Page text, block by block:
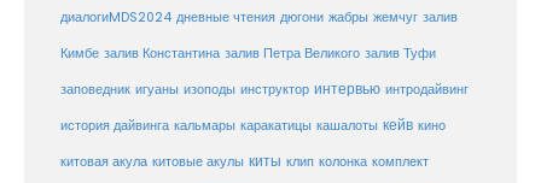
диалогиMDS2024 дневные чтения дюгони жабры жемчуг залив
Кимбе залив Константина залив Петра Великого залив Туфи
заповедник игуаны изоподы инструктор интервью интродайвинг
история дайвинга кальмары каракатицы кашалоты кейв кино
китовая акула китовые акулы киты клип колонка комплект